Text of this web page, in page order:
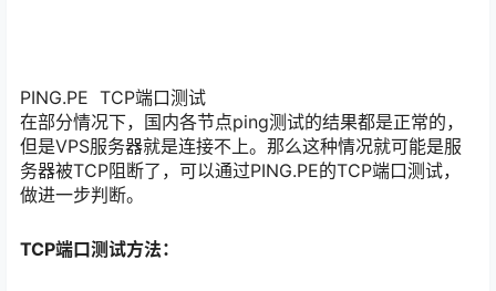
PING.PE TCP端口测试
在部分情况下，国内各节点ping测试的结果都是正常的，
但是VPS服务器就是连接不上。那么这种情况就可能是服
务器被TCP阻断了，可以通过PING.PE的TCP端口测试，
做进一步判断。
TCP端口测试方法：